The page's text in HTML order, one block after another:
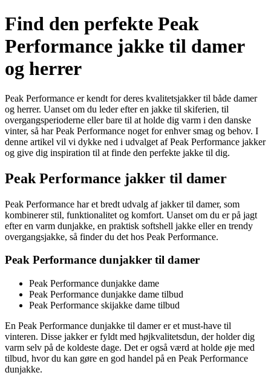
Find den perfekte Peak
Performance jakke til damer
og herrer
Peak Performance er kendt for deres kvalitetsjakker til både damer
og herrer. Uanset om du leder efter en jakke til skiferien, til
overgangsperioderne eller bare til at holde dig varm i den danske
vinter, så har Peak Performance noget for enhver smag og behov. I
denne artikel vil vi dykke ned i udvalget af Peak Performance jakker
og give dig inspiration til at finde den perfekte jakke til dig.
Peak Performance jakker til damer
Peak Performance har et bredt udvalg af jakker til damer, som
kombinerer stil, funktionalitet og komfort. Uanset om du er på jagt
efter en varm dunjakke, en praktisk softshell jakke eller en trendy
overgangsjakke, så finder du det hos Peak Performance.
Peak Performance dunjakker til damer
Peak Performance dunjakke dame
Peak Performance dunjakke dame tilbud
Peak Performance skijakke dame tilbud
En Peak Performance dunjakke til damer er et must-have til
vinteren. Disse jakker er fyldt med højkvalitetsdun, der holder dig
varm selv på de koldeste dage. Det er også værd at holde øje med
tilbud, hvor du kan gøre en god handel på en Peak Performance
dunjakke.